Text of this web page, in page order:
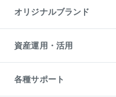
アパート経営
収益物件
ビル購入（ビル一棟）
投資用不動産の売却査定
事業用不動産の売却査定
マンションライブラリー
人気マンションランキング
暮らしに役立つ不動産メディア
不動産相場・不動産価格情報
不動産コラム・ニュース
不動産用語集
不動産なんでもネット相談室
住まいの税金
オリジナルブランド
一棟リノベーションマンション
L`GENTE（ルジェンテ）
区分リノベーションマンション
投資用一棟レジデンスWELL
資産運用・活用
不動産M&A
アセットマネジメント・出資
各種サポート